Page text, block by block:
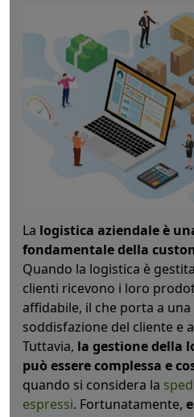
La logistica aziendale è
fondamentale della
Quando la logistica è
clienti ricevono i loro
affidabile, il che porta a
soddisfazione del cliente e
Tuttavia, la gestione della
può essere complessa e
quando si considera la
espressi. Fortunatamente,